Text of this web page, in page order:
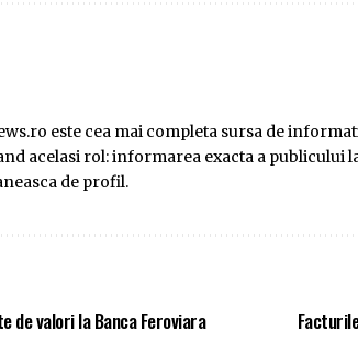
este cea mai completa sursa de
acelasi rol: informarea exacta a
de profil.
de valori la Banca Feroviara